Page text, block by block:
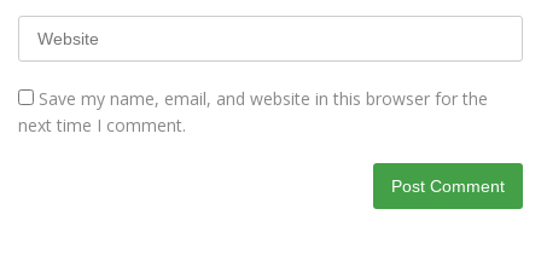
Save my name, email, and website in this browser for the
next time I comment.